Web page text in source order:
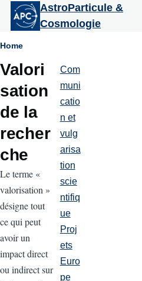
Aller au contenu principal
AstroParticule &
Cosmologie
Fil
d'Ariane
Home
Valori
sation
de la
recher
che
Le terme «
valorisation »
désigne tout
ce qui peut
avoir un
impact direct
ou indirect sur
Partenariats
communication
Com
muni
catio
n et
vulg
arisa
tion
scie
ntifiq
ue
Proj
ets
Euro
pe